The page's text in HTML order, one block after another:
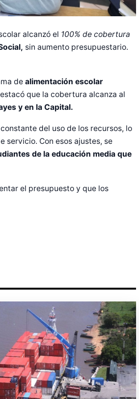
alcanzó el 100% de cobertura
sin aumento presupuestario.
de alimentación escolar
que la cobertura alcanza al
y en la Capital.
del uso de los recursos, lo
servicio. Con esos ajustes, se
de la educación media que
el presupuesto y que los